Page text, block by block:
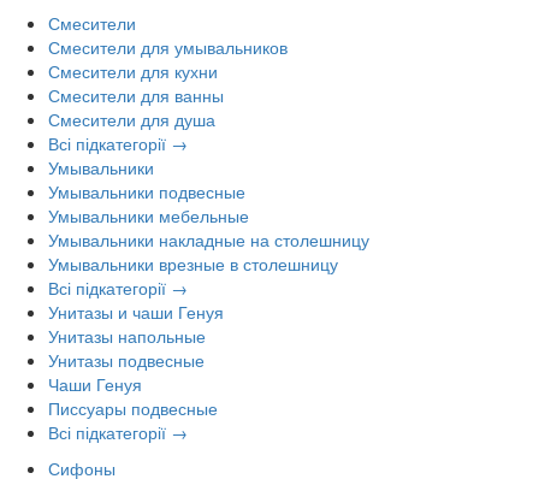
Смесители
Смесители для умывальников
Смесители для кухни
Смесители для ванны
Смесители для душа
Всі підкатегорії →
Умывальники
Умывальники подвесные
Умывальники мебельные
Умывальники накладные на столешницу
Умывальники врезные в столешницу
Всі підкатегорії →
Унитазы и чаши Генуя
Унитазы напольные
Унитазы подвесные
Чаши Генуя
Писсуары подвесные
Всі підкатегорії →
Сифоны